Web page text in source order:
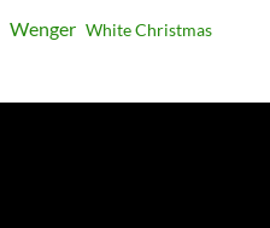
Wenger White Christmas